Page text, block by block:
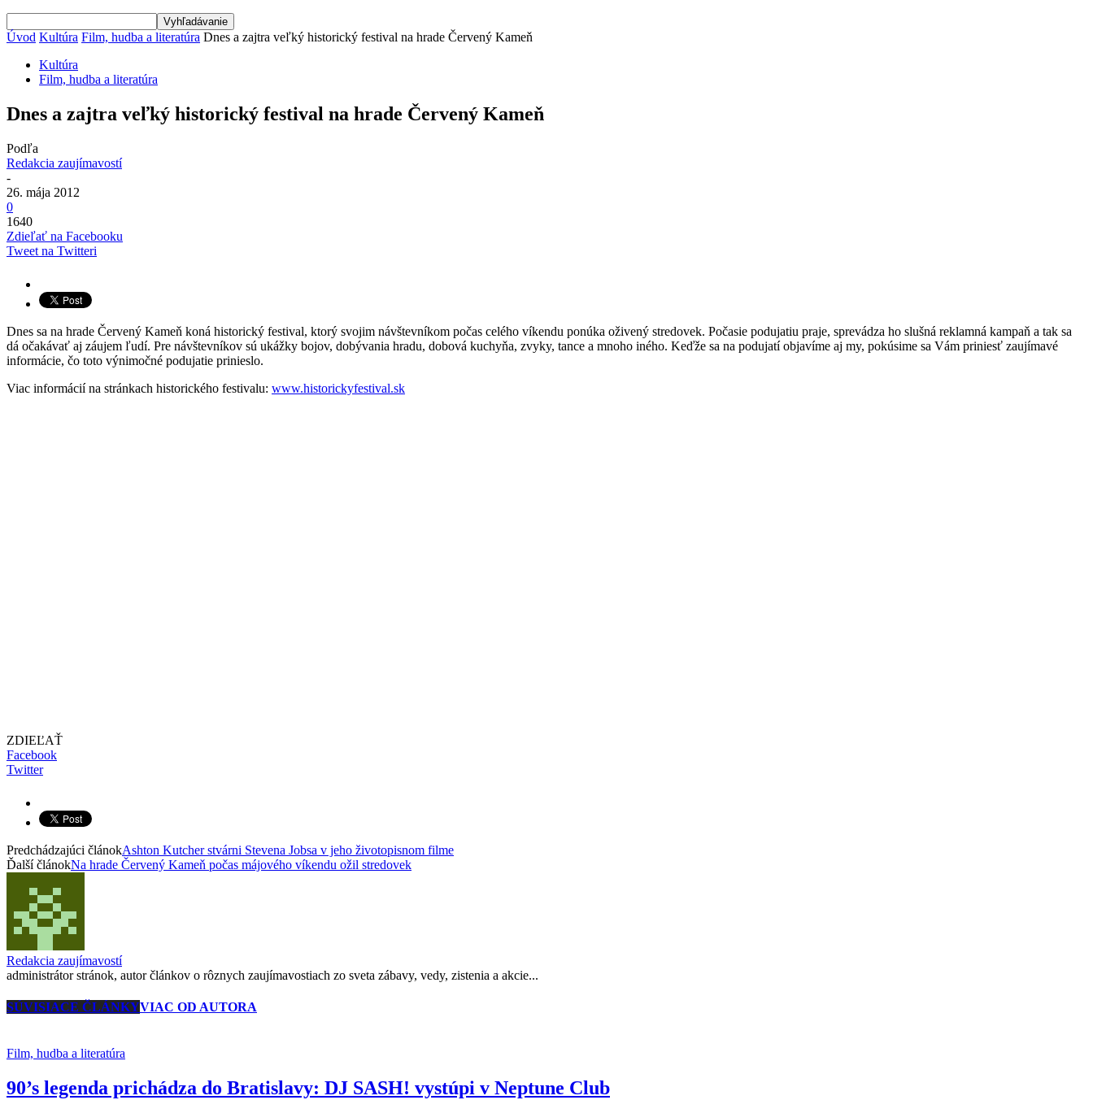
Úvod Kultúra Film, hudba a literatúra Dnes a zajtra veľký historický festival na hrade Červený Kameň
Kultúra
Film, hudba a literatúra
Dnes a zajtra veľký historický festival na hrade Červený Kameň
Podľa
Redakcia zaujímavostí
-
26. mája 2012
0
1640
Zdieľať na Facebooku
Tweet na Twitteri
Dnes sa na hrade Červený Kameň koná historický festival, ktorý svojim návštevníkom počas celého víkendu ponúka oživený stredovek. Počasie podujatiu praje, sprevádza ho slušná reklamná kampaň a tak sa
dá očakávať aj záujem ľudí. Pre návštevníkov sú ukážky bojov, dobývania hradu, dobová kuchyňa, zvyky, tance a mnoho iného. Keďže sa na podujatí objavíme aj my, pokúsime sa Vám priniesť zaujímavé
informácie, čo toto výnimočné podujatie prinieslo.
Viac informácií na stránkach historického festivalu: www.historickyfestival.sk
ZDIEĽAŤ
Facebook
Twitter
Predchádzajúci článokAshton Kutcher stvárni Stevena Jobsa v jeho životopisnom filme
Ďalší článokNa hrade Červený Kameň počas májového víkendu ožil stredovek
Redakcia zaujímavostí
administrátor stránok, autor článkov o rôznych zaujímavostiach zo sveta zábavy, vedy, zistenia a akcie...
SÚVISIACE ČLÁNKYVIAC OD AUTORA
Film, hudba a literatúra
90’s legenda prichádza do Bratislavy: DJ SASH! vystúpi v Neptune Club